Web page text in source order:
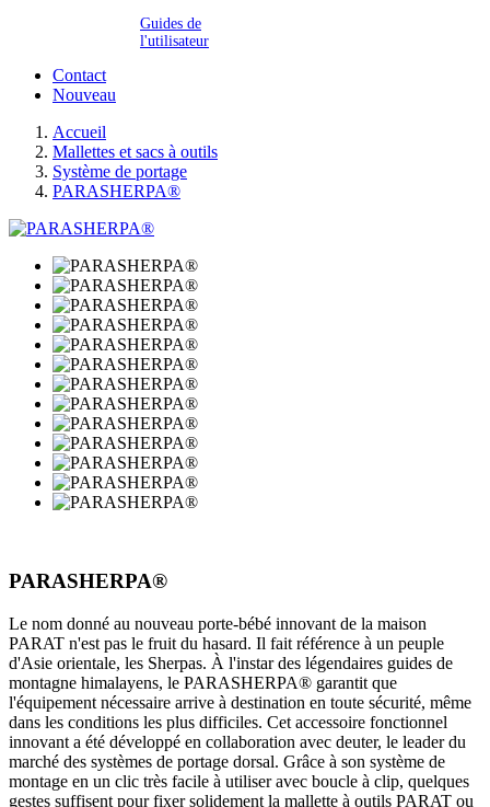
Guides de
l'utilisateur
Contact
Nouveau
Accueil
Mallettes et sacs à outils
Système de portage
PARASHERPA®
PARASHERPA®
Le nom donné au nouveau porte-bébé innovant de la maison
PARAT n'est pas le fruit du hasard. Il fait référence à un peuple
d'Asie orientale, les Sherpas. À l'instar des légendaires guides de
montagne himalayens, le PARASHERPA® garantit que
l'équipement nécessaire arrive à destination en toute sécurité, même
dans les conditions les plus difficiles. Cet accessoire fonctionnel
innovant a été développé en collaboration avec deuter, le leader du
marché des systèmes de portage dorsal. Grâce à son système de
montage en un clic très facile à utiliser avec boucle à clip, quelques
gestes suffisent pour fixer solidement la mallette à outils PARAT ou